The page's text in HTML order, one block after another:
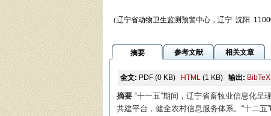
（辽宁省动物卫生监测预警中心，辽宁 沈阳
摘要 参考文献 相关文章
全文: PDF(0 KB) HTML(1 KB) 输出: BibTeX|
摘要“十一五”期间，辽宁省畜牧业信息化呈
共建平台，健全农村信息服务体系。“十二